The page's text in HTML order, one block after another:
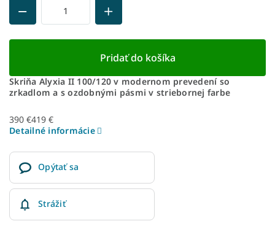
Pridať do košíka
Skriňa Alyxia II 100/120 v modernom prevedení so
zrkadlom a s ozdobnými pásmi v striebornej farbe
390 €419 €
Detailné informácie
Opýtať sa
Strážiť